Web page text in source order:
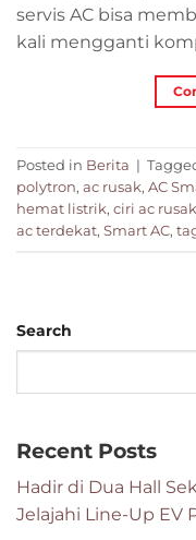
servis AC bisa
kali mengganti
Posted in Berita |
polytron, ac rusak, AC
hemat listrik, ciri ac rusak
ac terdekat, Smart AC,
Search
Recent Posts
Hadir di Dua Hall
Jelajahi Line-Up EV